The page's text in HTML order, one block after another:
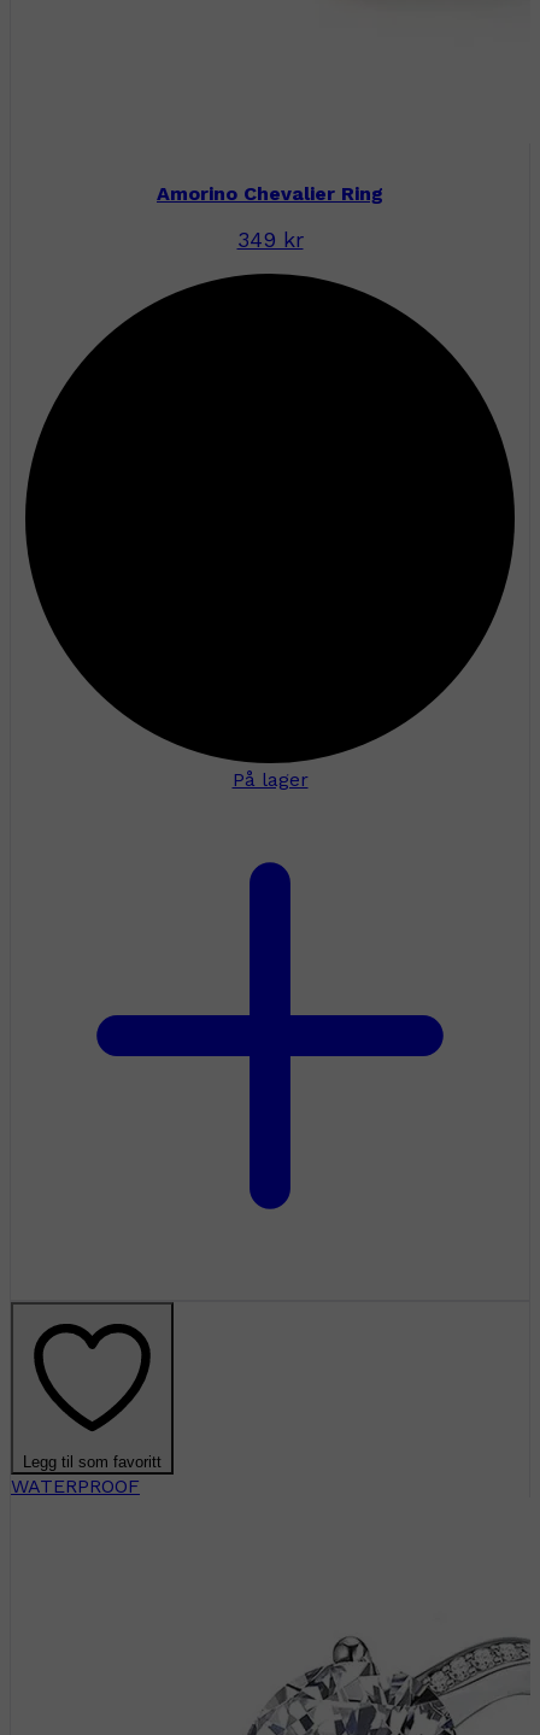
Amorino Chevalier Ring
349 kr
På lager
Legg til som favoritt
WATERPROOF